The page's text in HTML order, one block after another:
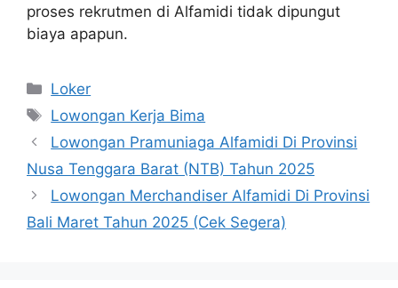
proses rekrutmen di Alfamidi tidak dipungut
biaya apapun.
Kategori
Loker
Tag
Lowongan Kerja Bima
Lowongan Pramuniaga Alfamidi Di Provinsi
Nusa Tenggara Barat (NTB) Tahun 2025
Lowongan Merchandiser Alfamidi Di Provinsi
Bali Maret Tahun 2025 (Cek Segera)